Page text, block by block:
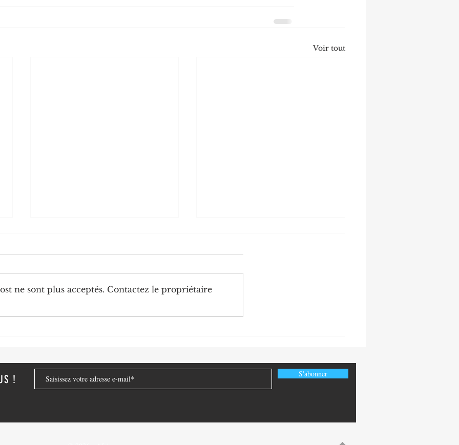
Voir tout
Diplomatie : trois nouveaux
Chine-Congo: la diplomatie
ne sont plus acceptés. Contactez le propriétaire
! S'abonner